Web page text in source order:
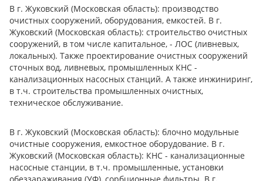
В г. Жуковский (Московская область): производство
очистных сооружений, оборудования, емкостей. В г.
Жуковский (Московская область): строительство очистных
сооружений, в том числе капитальное, - ЛОС (ливневых,
локальных). Также проектирование очистных сооружений
сточных вод, ливневых, промышленных КНС -
канализационных насосных станций. А также инжиниринг,
в т.ч. строительства промышленных очистных,
техническое обслуживание.
В г. Жуковский (Московская область): блочно модульные
очистные сооружения, емкостное оборудование. В г.
Жуковский (Московская область): КНС - канализационные
насосные станции, в т.ч. промышленные, установки